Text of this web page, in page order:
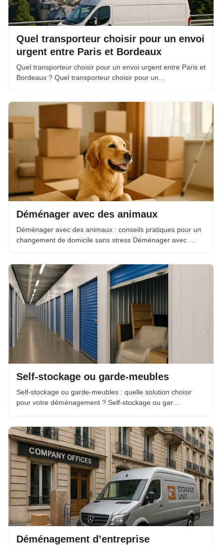
Quel transporteur choisir pour un envoi
urgent entre Paris et Bordeaux
Quel transporteur choisir pour un envoi urgent entre Paris et
Bordeaux ? Quel transporteur choisir pour un…
Déménager avec des animaux
Déménager avec des animaux : conseils pratiques pour un
changement de domicile sans stress Déménager avec …
Self-stockage ou garde-meubles
Self-stockage ou garde-meubles : quelle solution choisir
pour votre déménagement ? Self-stockage ou gar…
Déménagement d’entreprise